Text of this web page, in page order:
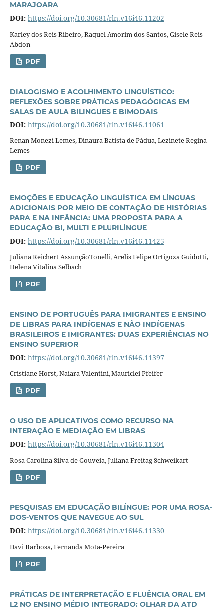
MARAJOARA
DOI: https://doi.org/10.30681/rln.v16i46.11202
Karley dos Reis Ribeiro, Raquel Amorim dos Santos, Gisele Reis
Abdon
PDF
DIALOGISMO E ACOLHIMENTO LINGUÍSTICO:
REFLEXÕES SOBRE PRÁTICAS PEDAGÓGICAS EM
SALAS DE AULA BILINGUES E BIMODAIS
DOI: https://doi.org/10.30681/rln.v16i46.11061
Renan Monezi Lemes, Dinaura Batista de Pádua, Lezinete Regina
Lemes
PDF
EMOÇÕES E EDUCAÇÃO LINGUÍSTICA EM LÍNGUAS
ADICIONAIS POR MEIO DE CONTAÇÃO DE HISTÓRIAS
PARA E NA INFÂNCIA: UMA PROPOSTA PARA A
EDUCAÇÃO BI, MULTI E PLURILÍNGUE
DOI: https://doi.org/10.30681/rln.v16i46.11425
Juliana Reichert AssunçãoTonelli, Arelis Felipe Ortigoza Guidotti,
Helena Vitalina Selbach
PDF
ENSINO DE PORTUGUÊS PARA IMIGRANTES E ENSINO
DE LIBRAS PARA INDÍGENAS E NÃO INDÍGENAS
BRASILEIROS E IMIGRANTES: DUAS EXPERIÊNCIAS NO
ENSINO SUPERIOR
DOI: https://doi.org/10.30681/rln.v16i46.11397
Cristiane Horst, Naiara Valentini, Mauriclei Pfeifer
PDF
O USO DE APLICATIVOS COMO RECURSO NA
INTERAÇÃO E MEDIAÇÃO EM LIBRAS
DOI: https://doi.org/10.30681/rln.v16i46.11304
Rosa Carolina Silva de Gouveia, Juliana Freitag Schweikart
PDF
PESQUISAS EM EDUCAÇÃO BILÍNGUE: POR UMA ROSA-
DOS-VENTOS QUE NAVEGUE AO SUL
DOI: https://doi.org/10.30681/rln.v16i46.11330
Davi Barbosa, Fernanda Mota-Pereira
PDF
PRÁTICAS DE INTERPRETAÇÃO E FLUÊNCIA ORAL EM
L2 NO ENSINO MÉDIO INTEGRADO: OLHAR DA ATD